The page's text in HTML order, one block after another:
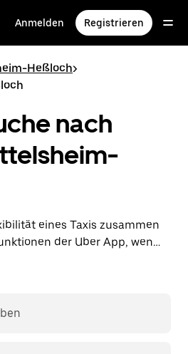
Anmelden Registrieren
Heßloch>
nach
eines Taxis zusammen
der Uber App, wenn
App in Dittelsheim-
günstige Vorab-Fixpreise für